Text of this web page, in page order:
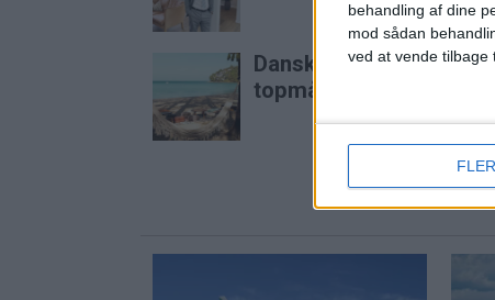
behandling af dine
mod sådan
ved at vende tilbage
Danskerne valgte igen
topmål